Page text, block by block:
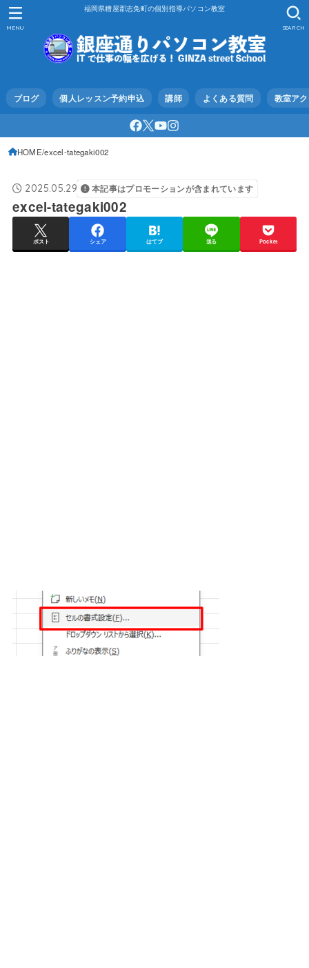
福岡県糟屋郡志免町の個別指導パソコン教室
ブログ 個人レッスン予約申込 講師 よくある質問 教室ア
SEARCH
MENU
HOME excel-tategaki002
2025.05.29 本記事はプロモーションが含まれています
excel-tategaki002
ポスト シェア はてブ 送る Pocket